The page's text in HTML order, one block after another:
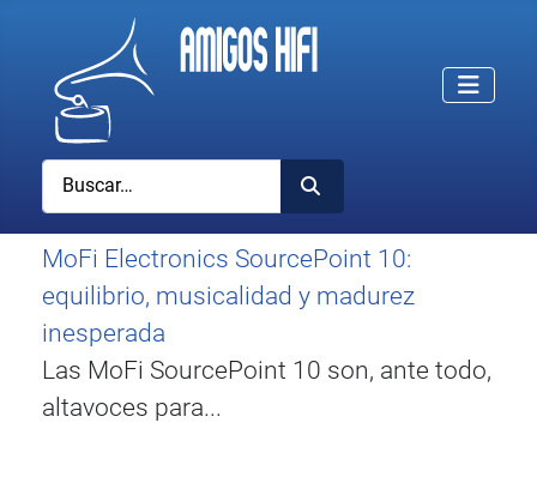
Buscar
MoFi Electronics SourcePoint 10:
equilibrio, musicalidad y madurez
inesperada
Las MoFi SourcePoint 10 son, ante todo,
altavoces para...